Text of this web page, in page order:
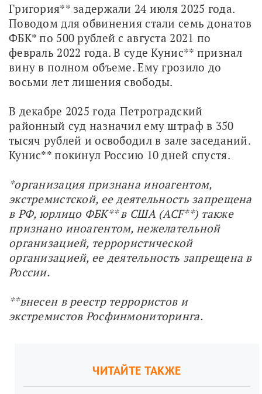
Григория** задержали 24 июля 2025 года.
Поводом для обвинения стали семь донатов
ФБК* по 500 рублей с августа 2021 по
февраль 2022 года. В суде Кунис** признал
вину в полном объеме. Ему грозило до
восьми лет лишения свободы.
В декабре 2025 года Петроградский
районный суд назначил ему штраф в 350
тысяч рублей и освободил в зале заседаний.
Кунис** покинул Россию 10 дней спустя.
*организация признана иноагентом,
экстремистской, ее деятельность запрещена
в РФ, юрлицо ФБК** в США (ACF**) также
признано иноагентом, нежелательной
организацией, террористической
организацией, ее деятельность запрещена в
России.
**внесен в реестр террористов и
экстремистов Росфинмониторинга.
ЧИТАЙТЕ ТАКЖЕ